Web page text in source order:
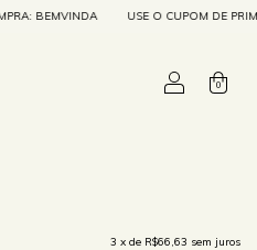
USE O CUPOM DE PRIMEIRA COMPRA:
0
3 x de R$66,63 sem juros